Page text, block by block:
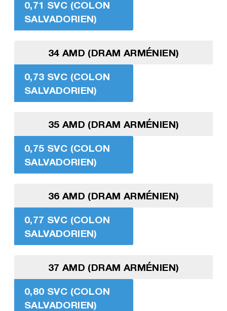
0,71 SVC (COLON
SALVADORIEN)
34 AMD (DRAM ARMÉNIEN)
0,73 SVC (COLON
SALVADORIEN)
35 AMD (DRAM ARMÉNIEN)
0,75 SVC (COLON
SALVADORIEN)
36 AMD (DRAM ARMÉNIEN)
0,77 SVC (COLON
SALVADORIEN)
37 AMD (DRAM ARMÉNIEN)
0,80 SVC (COLON
SALVADORIEN)